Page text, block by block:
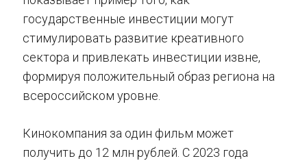
государственные инвестиции могут
стимулировать развитие креативного
сектора и привлекать инвестиции извне,
формируя положительный образ региона на
всероссийском уровне.
Кинокомпания за один фильм может
получить до 12 млн рублей. С 2023 года